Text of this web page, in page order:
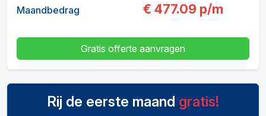
Maandbedrag € 477.09p/m
Gratis offerte aanvragen
Rij de eerste maand gratis!